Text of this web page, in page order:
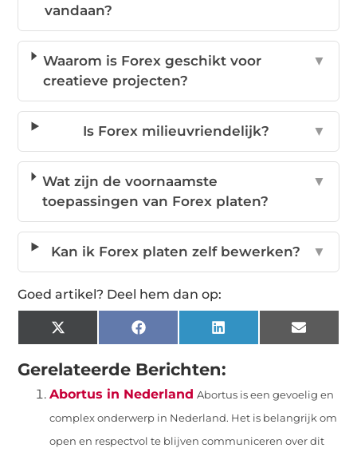
vandaan?
Waarom is Forex geschikt voor
creatieve projecten?
▼
Is Forex milieuvriendelijk? ▼
Wat zijn de voornaamste
toepassingen van Forex platen?
▼
Kan ik Forex platen zelf bewerken? ▼
Goed artikel? Deel hem dan op:
X
(Twitter)
Facebook LinkedIn Email
Gerelateerde Berichten:
Abortus in Nederland Abortus is een gevoelig en
complex onderwerp in Nederland. Het is belangrijk om
open en respectvol te blijven communiceren over dit